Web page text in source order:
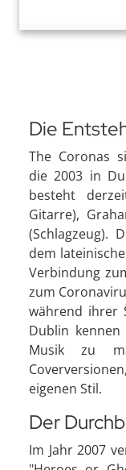
Die
The Coronas
die 2003 in
besteht
Gitarre),
(Schlagzeug).
dem
Verbindung
zum
während ihrer
Dublin
Musik zu
eigenen Stil.
Der
Im Jahr 2007